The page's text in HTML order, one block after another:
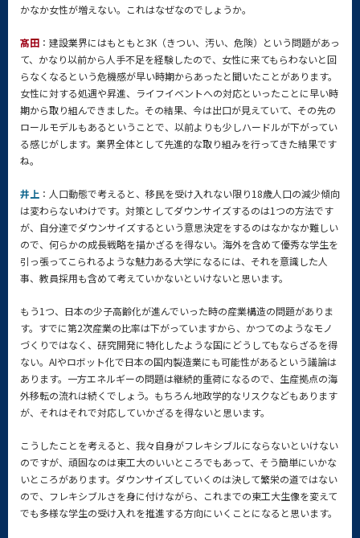
かなか女性が増えない。これはなぜなのでしょうか。
髙田 ：建設業界にはもともと3K（きつい、汚い、危険）という問題があっ
て、かなり以前から人手不足を経験したので、女性に来てもらわないと回
らなくなるという危機感が早い時期からあったと聞いたことがあります。
女性に対する処遇や昇進、ライフイベントへの対応といったことに早い時
期から取り組んできました。その結果、今は出口が見えていて、その先の
ロールモデルもあるということで、以前よりも少しハードルが下がってい
る感じがします。業界全体として先進的な取り組みを行ってきた結果です
ね。
井上 ：人口動態で考えると、移民を受け入れない限り18歳人口の減少傾向
は変わらないわけです。対策としてダウンサイズするのは1つの方法です
が、自分達でダウンサイズするという意思決定をするのはなかなか難しい
ので、何らかの成長戦略を描かざるを得ない。海外を含めて優秀な学生を
引っ張ってこられるような魅力ある大学になるには、それを意識した人
事、教員採用も含めて考えていかないといけないと思います。
もう1つ、日本の少子高齢化が進んでいった時の産業構造の問題がありま
す。すでに第2次産業の比率は下がっていますから、かつてのようなモノ
づくりではなく、研究開発に特化したような国にどうしてもならざるを得
ない。AIやロボット化で日本の国内製造業にも可能性があるという議論は
あります。一方エネルギーの問題は継続的重荷になるので、生産拠点の海
外移転の流れは続くでしょう。もちろん地政学的なリスクなどもあります
が、それはそれで対応していかざるを得ないと思います。
こうしたことを考えると、我々自身がフレキシブルにならないといけない
のですが、頑固なのは東工大のいいところでもあって、そう簡単にいかな
いところがあります。ダウンサイズしていくのは決して繁栄の道ではない
ので、フレキシブルさを身に付けながら、これまでの東工大生像を変えて
でも多様な学生の受け入れを推進する方向にいくことになると思います。